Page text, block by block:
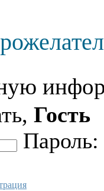
Гость
Пароль: